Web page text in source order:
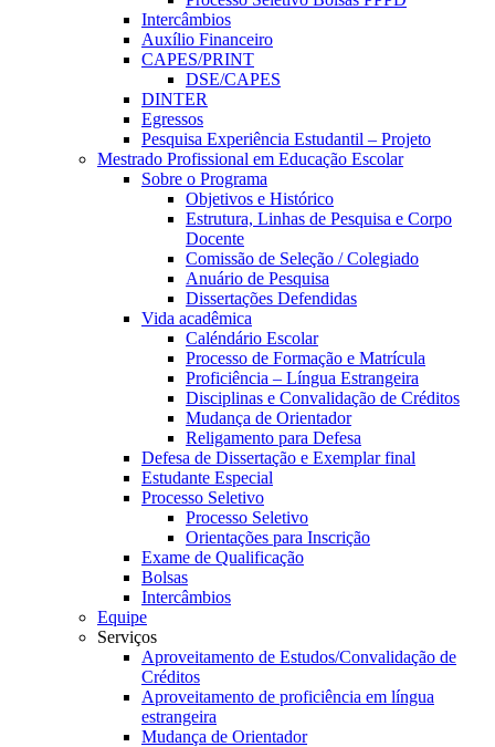
Intercâmbios
Auxílio Financeiro
CAPES/PRINT
DSE/CAPES
DINTER
Egressos
Pesquisa Experiência Estudantil – Projeto
Mestrado Profissional em Educação Escolar
Sobre o Programa
Objetivos e Histórico
Estrutura, Linhas de Pesquisa e Corpo
Docente
Comissão de Seleção / Colegiado
Anuário de Pesquisa
Dissertações Defendidas
Vida acadêmica
Caléndário Escolar
Processo de Formação e Matrícula
Proficiência – Língua Estrangeira
Disciplinas e Convalidação de Créditos
Mudança de Orientador
Religamento para Defesa
Defesa de Dissertação e Exemplar final
Estudante Especial
Processo Seletivo
Processo Seletivo
Orientações para Inscrição
Exame de Qualificação
Bolsas
Intercâmbios
Equipe
Serviços
Aproveitamento de Estudos/Convalidação de
Créditos
Aproveitamento de proficiência em língua
estrangeira
Mudança de Orientador